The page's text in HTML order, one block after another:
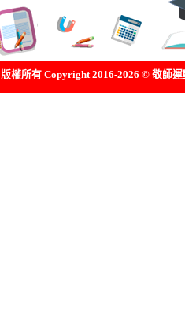
版權所有 Copyright 2016-2026 © 敬師運